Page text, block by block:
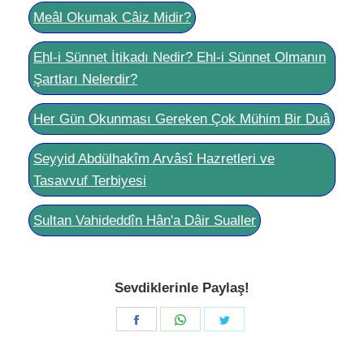
Meâl Okumak Câiz Midir?
Ehl-i Sünnet İtikadı Nedir? Ehl-i Sünnet Olmanın
Şartları Nelerdir?
Her Gün Okunması Gereken Çok Mühim Bir Duâ
Seyyid Abdülhakîm Arvâsî Hazretleri ve
Tasavvuf Terbiyesi
Sultan Vahideddîn Hân'a Dâir Sualler
Sevdiklerinle Paylaş!
Share
Share